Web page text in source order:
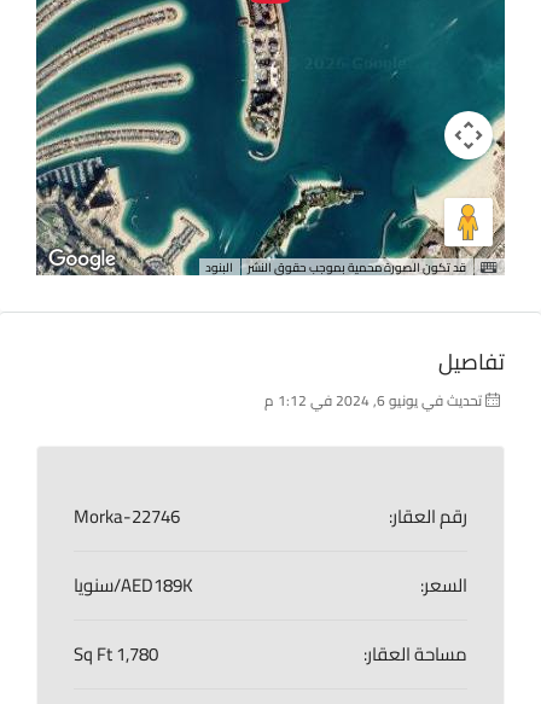
قد تكون الصورة محمية بموجب حقوق النشر البنود
تفاصيل
تحديث في يونيو 6, 2024 في 1:12 م
رقم العقار:
Morka-22746
السعر:
AED189K/سنويا
مساحة العقار:
1,780 Sq Ft